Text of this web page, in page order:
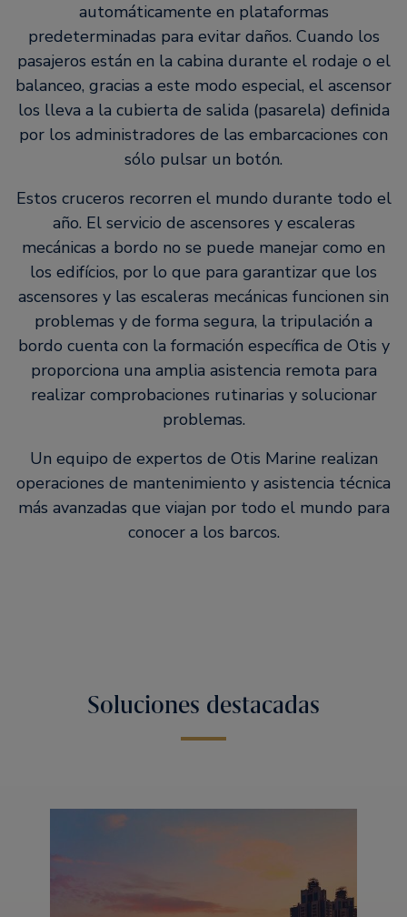
automáticamente en plataformas
predeterminadas para evitar daños. Cuando los
pasajeros están en la cabina durante el rodaje o el
balanceo, gracias a este modo especial, el ascensor
los lleva a la cubierta de salida (pasarela) definida
por los administradores de las embarcaciones con
sólo pulsar un botón.
Estos cruceros recorren el mundo durante todo el
año. El servicio de ascensores y escaleras
mecánicas a bordo no se puede manejar como en
los edifícios, por lo que para garantizar que los
ascensores y las escaleras mecánicas funcionen sin
problemas y de forma segura, la tripulación a
bordo cuenta con la formación específica de Otis y
proporciona una amplia asistencia remota para
realizar comprobaciones rutinarias y solucionar
problemas.
Un equipo de expertos de Otis Marine realizan
operaciones de mantenimiento y asistencia técnica
más avanzadas que viajan por todo el mundo para
conocer a los barcos.
Soluciones destacadas